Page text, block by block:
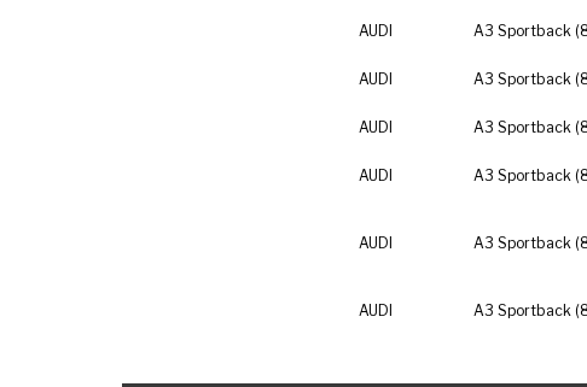
AUDI A3 Sportback
AUDI
A3 Sportback
AUDI
A3 Sportback
AUDI
A3 Sportback
AUDI A3 Sportback
AUDI A3 Sportback